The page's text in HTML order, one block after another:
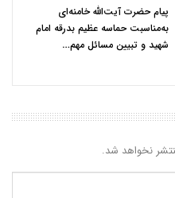
پیام حضرت آیت‌الله خامنه‌ای
به‌مناسبت حماسه عظیم بدرقه امام
شهید و تبیین مسائل مهم…
نخواهد شد.